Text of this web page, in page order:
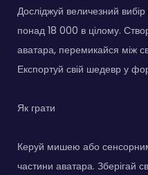
Досліджуй величезний
понад 18 000 в цілому.
аватара, перемикайся між
Експортуй свій шедевр у
Як грати
Керуй мишею або
частини аватара. Зберігай